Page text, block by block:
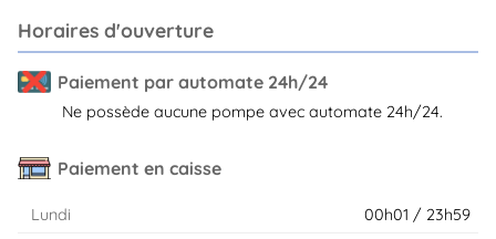
Horaires d'ouverture
Paiement par automate 24h/24
Ne possède aucune pompe avec automate 24h/24.
Paiement en caisse
Lundi
00h01 / 23h59